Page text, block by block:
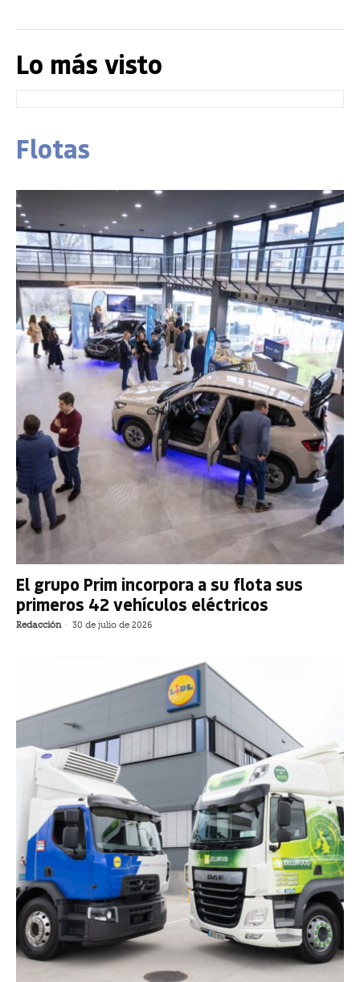
Lo más visto
Flotas
El grupo Prim incorpora a su flota sus
primeros 42 vehículos eléctricos
Redacción - 30 de julio de 2026